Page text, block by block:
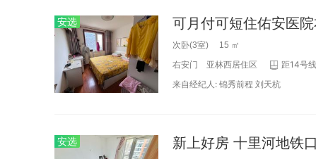
安选
次卧(3室) 15 ㎡
右安门 亚林西居住区
距14号
来自经纪人: 锦秀前程 刘天杭
安选